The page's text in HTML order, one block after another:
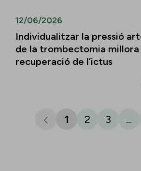
12/06/2026
Individualitzar la pressió
de la trombectomia millora
recuperació de l’ictus
1 2 3 ...